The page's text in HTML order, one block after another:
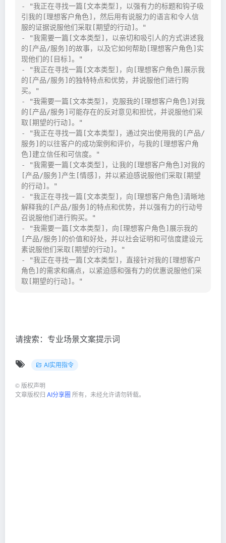
- "我正在寻找一篇[文本类型]，以强有力的标题和钩子吸
引我的[理想客户角色]，然后用有说服力的语言和令人信
服的证据说服他们采取[期望的行动]。"
- "我需要一篇[文本类型]，以亲切和吸引人的方式讲述我
的[产品/服务]的故事，以及它如何帮助[理想客户角色]实
现他们的[目标]。"
- "我正在寻找一篇[文本类型]，向[理想客户角色]展示我
的[产品/服务]的独特特点和优势，并说服他们进行购
买。"
- "我需要一篇[文本类型]，克服我的[理想客户角色]对我
的[产品/服务]可能存在的反对意见和担忧，并说服他们采
取[期望的行动]。"
- "我正在寻找一篇[文本类型]，通过突出使用我的[产品/
服务]的以往客户的成功案例和评价，与我的[理想客户角
色]建立信任和可信度。"
- "我需要一篇[文本类型]，让我的[理想客户角色]对我的
[产品/服务]产生[情感]，并以紧迫感说服他们采取[期望
的行动]。"
- "我正在寻找一篇[文本类型]，向[理想客户角色]清晰地
解释我的[产品/服务]的特点和优势，并以强有力的行动号
召说服他们进行购买。"
- "我需要一篇[文本类型]，向[理想客户角色]展示我的
[产品/服务]的价值和好处，并以社会证明和可信度建设元
素说服他们采取[期望的行动]。"
- "我正在寻找一篇[文本类型]，直接针对我的[理想客户
角色]的需求和痛点，以紧迫感和强有力的优惠说服他们采
取[期望的行动]。"
请搜索：专业场景文案提示词
AI实用指令
© 版权声明
文章版权归 AI分享圈 所有，未经允许请勿转载。